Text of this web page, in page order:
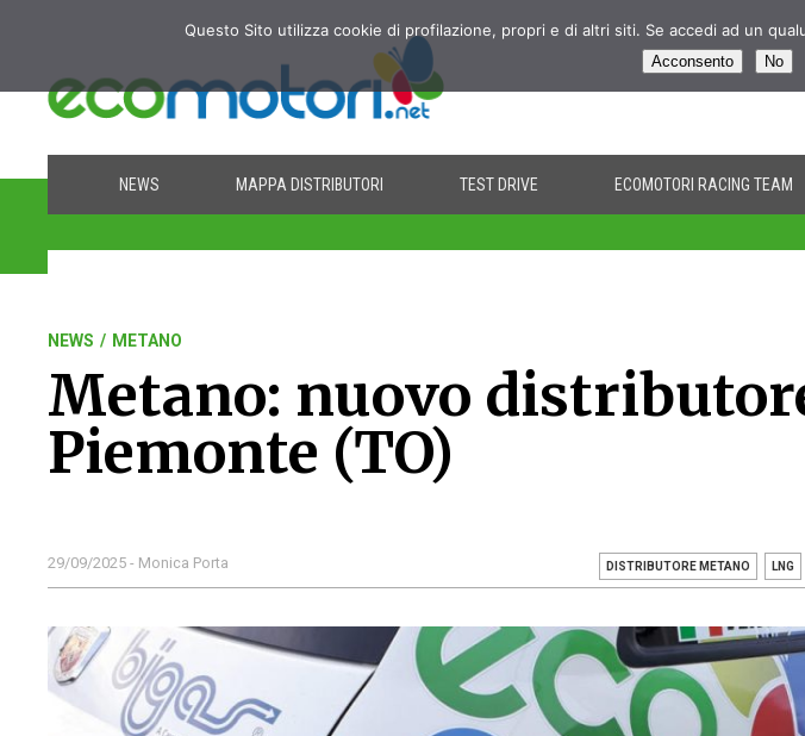
NEWS MAPPA DISTRIBUTORI TEST DRIVE ECOMOTORI RACING TEAM
NEWS / METANO
Metano: nuovo
Piemonte (TO)
29/09/2025 - Monica Porta DISTRIBUTORE METANO LNG
Questo Sito utilizza cookie di profilazione, propri e di altri siti. Se accedi ad un
Acconsento No